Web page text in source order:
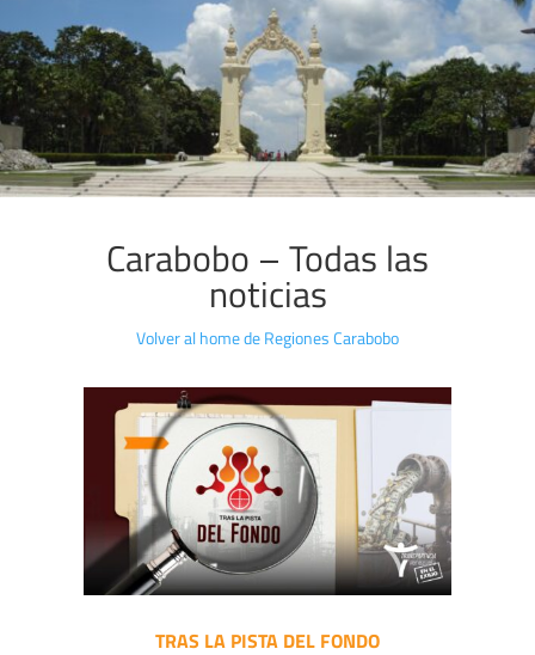
Carabobo – Todas las
noticias
Volver al home de Regiones Carabobo
TRAS LA PISTA DEL FONDO